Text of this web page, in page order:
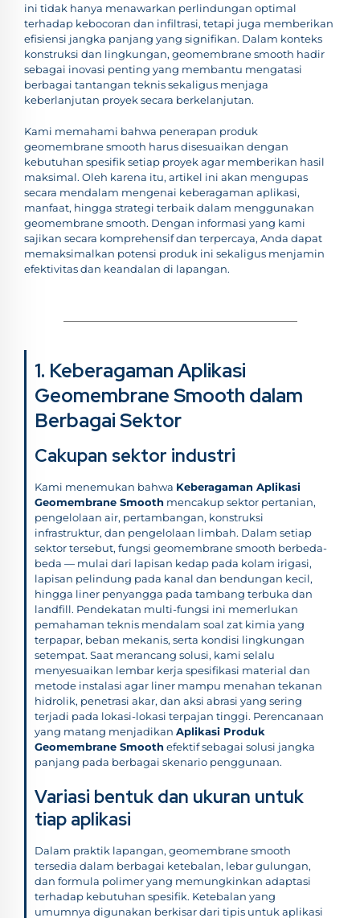
ini tidak hanya menawarkan perlindungan optimal
terhadap kebocoran dan infiltrasi, tetapi juga memberikan
efisiensi jangka panjang yang signifikan. Dalam konteks
konstruksi dan lingkungan, geomembrane smooth hadir
sebagai inovasi penting yang membantu mengatasi
berbagai tantangan teknis sekaligus menjaga
keberlanjutan proyek secara berkelanjutan.
Kami memahami bahwa penerapan produk
geomembrane smooth harus disesuaikan dengan
kebutuhan spesifik setiap proyek agar memberikan hasil
maksimal. Oleh karena itu, artikel ini akan mengupas
secara mendalam mengenai keberagaman aplikasi,
manfaat, hingga strategi terbaik dalam menggunakan
geomembrane smooth. Dengan informasi yang kami
sajikan secara komprehensif dan terpercaya, Anda dapat
memaksimalkan potensi produk ini sekaligus menjamin
efektivitas dan keandalan di lapangan.
1. Keberagaman Aplikasi
Geomembrane Smooth dalam
Berbagai Sektor
Cakupan sektor industri
Kami menemukan bahwa Keberagaman Aplikasi
Geomembrane Smooth mencakup sektor pertanian,
pengelolaan air, pertambangan, konstruksi
infrastruktur, dan pengelolaan limbah. Dalam setiap
sektor tersebut, fungsi geomembrane smooth berbeda-
beda — mulai dari lapisan kedap pada kolam irigasi,
lapisan pelindung pada kanal dan bendungan kecil,
hingga liner penyangga pada tambang terbuka dan
landfill. Pendekatan multi-fungsi ini memerlukan
pemahaman teknis mendalam soal zat kimia yang
terpapar, beban mekanis, serta kondisi lingkungan
setempat. Saat merancang solusi, kami selalu
menyesuaikan lembar kerja spesifikasi material dan
metode instalasi agar liner mampu menahan tekanan
hidrolik, penetrasi akar, dan aksi abrasi yang sering
terjadi pada lokasi-lokasi terpajan tinggi. Perencanaan
yang matang menjadikan Aplikasi Produk
Geomembrane Smoothefektif sebagai solusi jangka
panjang pada berbagai skenario penggunaan.
Variasi bentuk dan ukuran untuk
tiap aplikasi
Dalam praktik lapangan, geomembrane smooth
tersedia dalam berbagai ketebalan, lebar gulungan,
dan formula polimer yang memungkinkan adaptasi
terhadap kebutuhan spesifik. Ketebalan yang
umumnya digunakan berkisar dari tipis untuk aplikasi